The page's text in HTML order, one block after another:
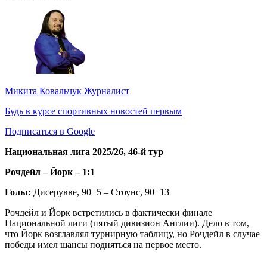
Микита Ковальчук Журналист
Будь в курсе спортивных новостей первым
Подписаться в Google
Национальная лига 2025/26, 46-й тур
Рочдейл – Йорк – 1:1
Голы: Дисерувве, 90+5 – Стоунс, 90+13
Рочдейл и Йорк встретились в фактически финале
Национальной лиги (пятый дивизион Англии). Дело в том,
что Йорк возглавлял турнирную таблицу, но Рочдейл в случае
победы имел шансы подняться на первое место.